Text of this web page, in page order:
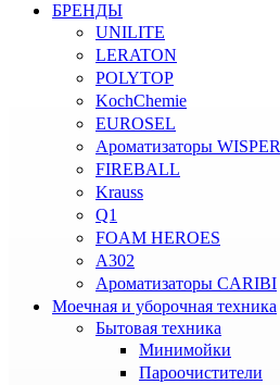
БРЕНДЫ
UNILITE
LERATON
POLYTOP
KochChemie
EUROSEL
Ароматизаторы WISPER
FIREBALL
Krauss
Q1
FOAM HEROES
A302
Ароматизаторы CARIBI
Моечная и уборочная техника
Бытовая техника
Минимойки
Пароочистители